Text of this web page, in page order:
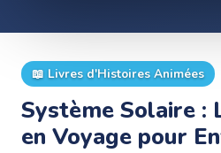
📖 Livres d'Histoires Animées
Système Solaire :
en Voyage pour